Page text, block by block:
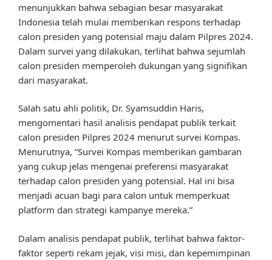
menunjukkan bahwa sebagian besar masyarakat
Indonesia telah mulai memberikan respons terhadap
calon presiden yang potensial maju dalam Pilpres 2024.
Dalam survei yang dilakukan, terlihat bahwa sejumlah
calon presiden memperoleh dukungan yang signifikan
dari masyarakat.
Salah satu ahli politik, Dr. Syamsuddin Haris,
mengomentari hasil analisis pendapat publik terkait
calon presiden Pilpres 2024 menurut survei Kompas.
Menurutnya, “Survei Kompas memberikan gambaran
yang cukup jelas mengenai preferensi masyarakat
terhadap calon presiden yang potensial. Hal ini bisa
menjadi acuan bagi para calon untuk memperkuat
platform dan strategi kampanye mereka.”
Dalam analisis pendapat publik, terlihat bahwa faktor-
faktor seperti rekam jejak, visi misi, dan kepemimpinan